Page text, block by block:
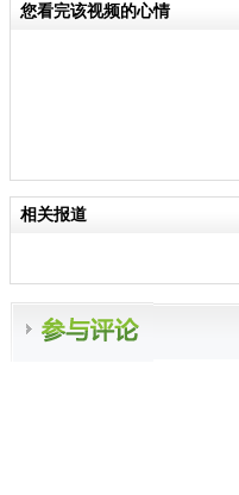
您看完该视频的心情
相关报道